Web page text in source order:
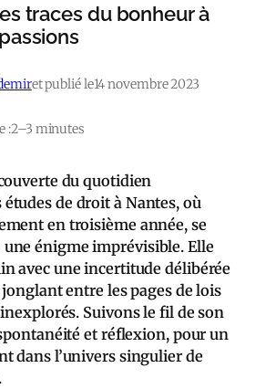
traces du bonheur à
et publié le14 novembre 2023
:2–3 minutes
du quotidien
de droit à Nantes, où
en troisième année, se
énigme imprévisible. Elle
avec une incertitude délibérée
jonglant entre les pages de lois
Suivons le fil de son
et réflexion, pour un
dans l’univers singulier de